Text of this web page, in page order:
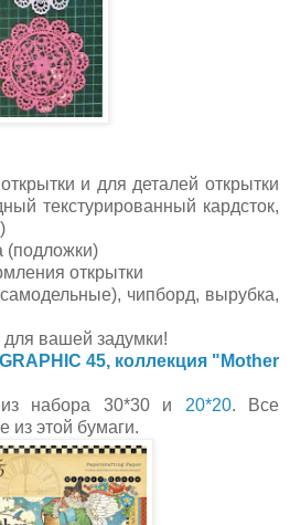
и для деталей открытки
текстурированный кардсток,
(подложки)
открытки
чипборд, вырубка,
для вашей задумки!
GRAPHIC 45, коллекция "Mother
набора 30*30 и 20*20. Все
из этой бумаги.